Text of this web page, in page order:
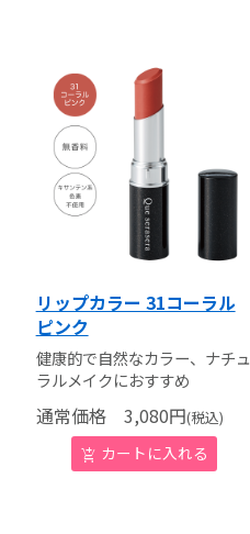
リップカラー 31コーラル
ピンク
健康的で自然なカラー、ナチュ
ラルメイクにおすすめ
通常価格3,080円(税込)